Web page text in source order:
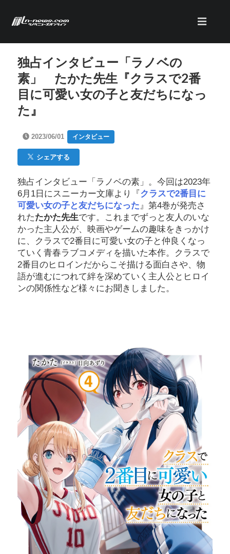
独占インタビュー「ラノベの
素」 たかた先生『クラスで2番
目に可愛い女の子と友だちになっ
た』
2023/06/01 インタビュー
シェアする
独占インタビュー「ラノベの素」。今回は2023年
6月1日にスニーカー文庫より『 クラスで2番目に
可愛い女の子と友だちになった』第4巻が発売さ
れたたかた先生です。これまでずっと友人のいな
かった主人公が、映画やゲームの趣味をきっかけ
に、クラスで2番目に可愛い女の子と仲良くなっ
ていく青春ラブコメディを描いた本作。クラスで
2番目のヒロインだからこそ描ける面白さや、物
語が進むにつれて絆を深めていく主人公とヒロイ
ンの関係性など様々にお聞きしました。